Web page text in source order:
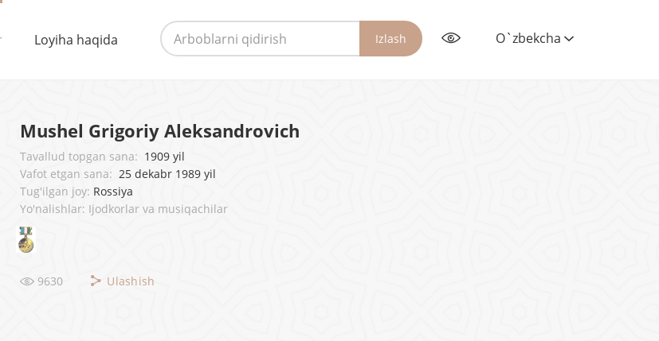
Loyiha haqida Izlash O`zbekcha
Mushel Grigoriy Aleksandrovich
Tavallud topgan sana: 1909 yil
Vafot etgan sana: 25 dekabr 1989 yil
Tug'ilgan joy: Rossiya
Yo'nalishlar: Ijodkorlar va musiqachilar
9630 Ulashish